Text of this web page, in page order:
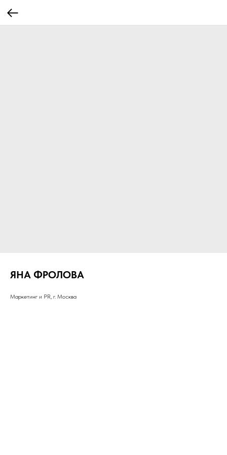
ЯНА ФРОЛОВА
Маркетинг и PR, г. Москва